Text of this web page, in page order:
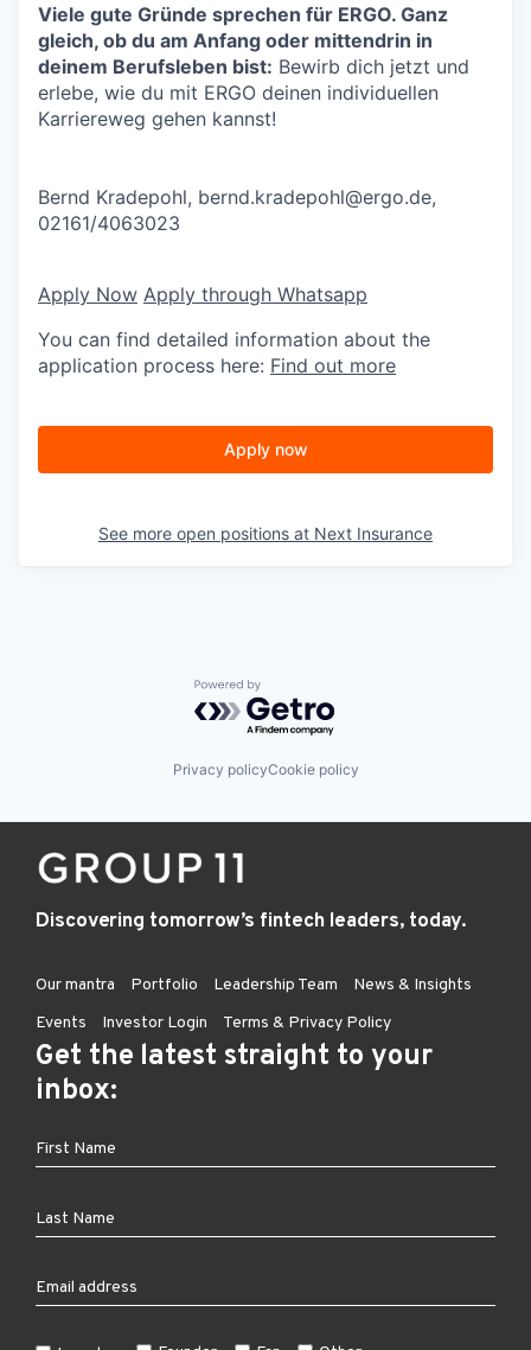
Viele gute Gründe sprechen für ERGO. Ganz
gleich, ob du am Anfang oder mittendrin in
deinem Berufsleben bist: Bewirb dich jetzt und
erlebe, wie du mit ERGO deinen individuellen
Karriereweg gehen kannst!
Bernd Kradepohl, bernd.kradepohl@ergo.de,
02161/4063023
Apply Now Apply through Whatsapp
You can find detailed information about the
application process here: Find out more
Apply now
See more open positions at Next Insurance
Powered by Getro.com
Privacy policyCookie policy
Discovering tomorrow’s fintech leaders, today.
Our mantra Portfolio Leadership Team
News & Insights
Events
Investor Login Terms & Privacy Policy
Get the latest straight to your
inbox: